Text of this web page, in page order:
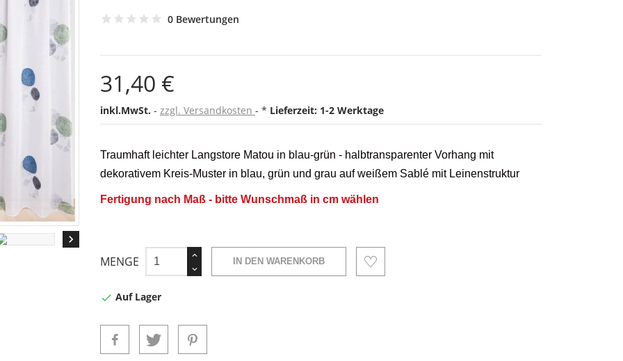

0 Bewertungen
31,40 €
inkl.MwSt. zzgl. Versandkosten * Lieferzeit: 1-2 Werktage
Traumhaft leichter Langstore Matou in blau-grün - halbtransparenter Vorhang mit
dekorativem Kreis-Muster in blau, grün und grau auf weißem Sablé mit Leinenstruktur
Fertigung nach Maß - bitte Wunschmaß in cm wählen
MENGE IN DEN WARENKORB
 Auf Lager